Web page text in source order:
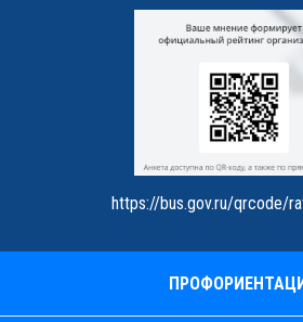
https://bus.gov.ru/qrcode/